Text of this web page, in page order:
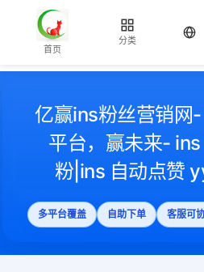
首页
分类
当
亿赢ins粉丝营销网
平台，赢未来-
粉|ins 自动点赞
多平台覆盖 自助下单 客服可